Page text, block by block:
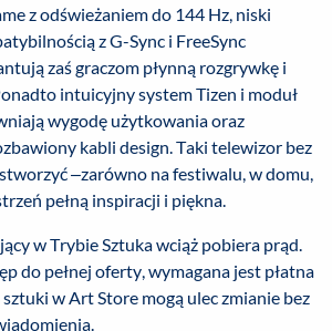
z odświeżaniem do 144 Hz, niski
z G-Sync i FreeSync
zaś graczom płynną rozgrywkę i
intuicyjny system Tizen i moduł
wygodę użytkowania oraz
kabli design. Taki telewizor bez
–zarówno na festiwalu, w domu,
pełną inspiracji i piękna.
w Trybie Sztuka wciąż pobiera prąd.
do pełnej oferty, wymagana jest płatna
w Art Store mogą ulec zmianie bez